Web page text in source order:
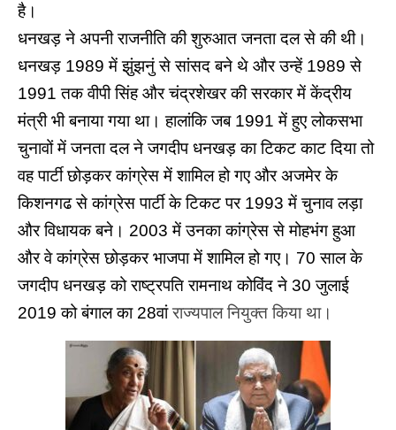
है।
धनखड़ ने अपनी राजनीति की शुरुआत जनता दल से की थी।
धनखड़ 1989 में झुंझनुं से सांसद बने थे और उन्हें 1989 से
1991 तक वीपी सिंह और चंद्रशेखर की सरकार में केंद्रीय
मंत्री भी बनाया गया था। हालांकि जब 1991 में हुए लोकसभा
चुनावों में जनता दल ने जगदीप धनखड़ का टिकट काट दिया तो
वह पार्टी छोड़कर कांग्रेस में शामिल हो गए और अजमेर के
किशनगढ से कांग्रेस पार्टी के टिकट पर 1993 में चुनाव लड़ा
और विधायक बने। 2003 में उनका कांग्रेस से मोहभंग हुआ
और वे कांग्रेस छोड़कर भाजपा में शामिल हो गए। 70 साल के
जगदीप धनखड़ को राष्ट्रपति रामनाथ कोविंद ने 30 जुलाई
2019 को बंगाल का 28वां राज्यपाल नियुक्त किया था।